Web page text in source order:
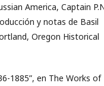
America, Captain
y notas de Basil
Oregon Historical
1885”, en The Works of